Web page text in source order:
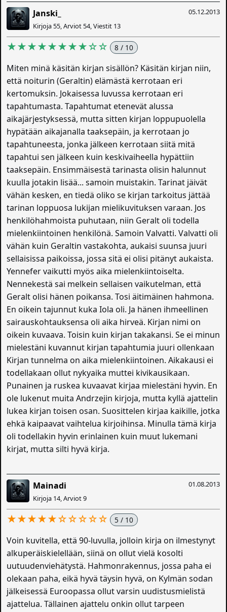
05.12.2013
Janski_
Kirjoja 55, Arviot 54, Viestit 13
★★★★★★★★☆☆ 8 / 10
Miten minä käsitän kirjan sisällön? Käsitän kirjan niin,
että noiturin (Geraltin) elämästä kerrotaan eri
kertomuksin. Jokaisessa luvussa kerrotaan eri
tapahtumasta. Tapahtumat etenevät alussa
aikajärjestyksessä, mutta sitten kirjan loppupuolella
hypätään aikajanalla taaksepäin, ja kerrotaan jo
tapahtuneesta, jonka jälkeen kerrotaan siitä mitä
tapahtui sen jälkeen kuin keskivaiheella hypättiin
taaksepäin. Ensimmäisestä tarinasta olisin halunnut
kuulla jotakin lisää... samoin muistakin. Tarinat jäivät
vähän kesken, en tiedä oliko se kirjan tarkoitus jättää
tarinan loppuosa lukijan mielikuvituksen varaan. Jos
henkilöhahmoista puhutaan, niin Geralt oli todella
mielenkiintoinen henkilönä. Samoin Valvatti. Valvatti oli
vähän kuin Geraltin vastakohta, aukaisi suunsa juuri
sellaisissa paikoissa, jossa sitä ei olisi pitänyt aukaista.
Yennefer vaikutti myös aika mielenkiintoiselta.
Nennekestä sai melkein sellaisen vaikutelman, että
Geralt olisi hänen poikansa. Tosi äitimäinen hahmona.
En oikein tajunnut kuka Iola oli. Ja hänen ihmeellinen
sairauskohtauksensa oli aika hirveä. Kirjan nimi on
oikein kuvaava. Toisin kuin kirjan takakansi. Se ei minun
mielestäni kuvannut kirjan tapahtumia juuri ollenkaan
Kirjan tunnelma on aika mielenkiintoinen. Aikakausi ei
todellakaan ollut nykyaika muttei kivikausikaan.
Punainen ja ruskea kuvaavat kirjaa mielestäni hyvin. En
ole lukenut muita Andrzejin kirjoja, mutta kyllä ajattelin
lukea kirjan toisen osan. Suosittelen kirjaa kaikille, jotka
ehkä kaipaavat vaihtelua kirjoihinsa. Minulla tämä kirja
oli todellakin hyvin erinlainen kuin muut lukemani
kirjat, mutta silti hyvä kirja.
01.08.2013
Mainadi
Kirjoja 14, Arviot 9
★★★★★☆☆☆☆☆ 5 / 10
Voin kuvitella, että 90-luvulla, jolloin kirja on ilmestynyt
alkuperäiskielellään, siinä on ollut vielä kosolti
uutuudenviehätystä. Hahmonrakennus, jossa paha ei
olekaan paha, eikä hyvä täysin hyvä, on Kylmän sodan
jälkeisessä Euroopassa ollut varsin uudistusmielistä
ajattelua. Tällainen ajattelu onkin ollut tarpeen